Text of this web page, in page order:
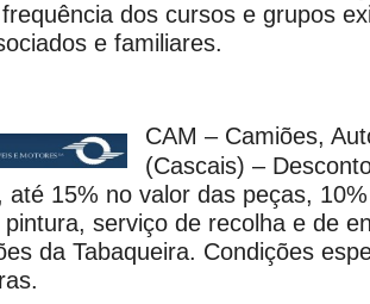
dos cursos e grupos
e familiares.
CAM – Camiões,
(Cascais) –
até 15% no valor das peças,
serviço de recolha e de
da Tabaqueira. Condições